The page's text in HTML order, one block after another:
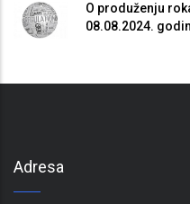
O produženju
08.08.2024.
Adresa